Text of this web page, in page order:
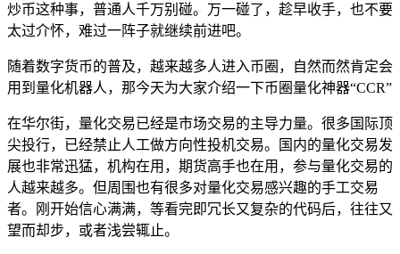
炒币这种事，普通人千万别碰。万一碰了，趁早收手，也不要
太过介怀，难过一阵子就继续前进吧。
随着数字货币的普及，越来越多人进入币圈，自然而然肯定会
用到量化机器人，那今天为大家介绍一下币圈量化神器“CCR”
在华尔街，量化交易已经是市场交易的主导力量。很多国际顶
尖投行，已经禁止人工做方向性投机交易。国内的量化交易发
展也非常迅猛，机构在用，期货高手也在用，参与量化交易的
人越来越多。但周围也有很多对量化交易感兴趣的手工交易
者。刚开始信心满满，等看完即冗长又复杂的代码后，往往又
望而却步，或者浅尝辄止。